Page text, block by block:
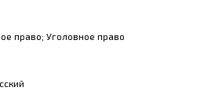
право; Уголовное право